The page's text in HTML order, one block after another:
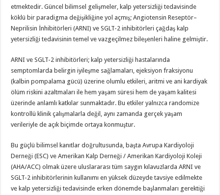
etmektedir. Güncel bilimsel gelişmeler, kalp yetersizliği tedavisinde
köklü bir paradigma değişikliğine yol açmış; Angiotensin Reseptör–
Neprilisin İnhibitörleri (ARNI) ve SGLT-2 inhibitörleri çağdaş kalp
yetersizliği tedavisinin temel ve vazgeçilmez bileşenleri haline gelmiştir.
ARNI ve SGLT-2 inhibitörleri; kalp yetersizliği hastalarında
semptomlarda belirgin iyileşme sağlamaları, ejeksiyon fraksiyonu
(kalbin pompalama gücü) üzerine olumlu etkileri, aritmi ve ani kardiyak
ölüm riskini azaltmaları ile hem yaşam süresi hem de yaşam kalitesi
üzerinde anlamlı katkılar sunmaktadır. Bu etkiler yalnızca randomize
kontrollü klinik çalışmalarla değil, aynı zamanda gerçek yaşam
verileriyle de açık biçimde ortaya konmuştur.
Bu güçlü bilimsel kanıtlar doğrultusunda, başta Avrupa Kardiyoloji
Derneği (ESC) ve Amerikan Kalp Derneği / Amerikan Kardiyoloji Koleji
(AHA/ACC) olmak üzere uluslararası tüm saygın kılavuzlarda ARNI ve
SGLT-2 inhibitörlerinin kullanımı en yüksek düzeyde tavsiye edilmekte
ve kalp yetersizliği tedavisinde erken dönemde başlanmaları gerektiği